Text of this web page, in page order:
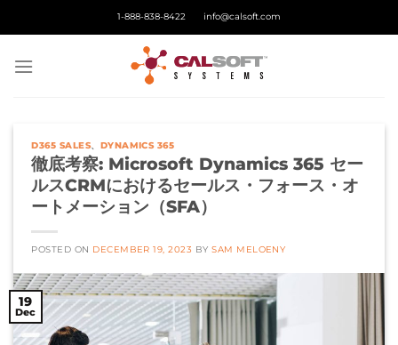
1-888-838-8422 info@calsoft.com
D365 SALES、 DYNAMICS 365
徹底考察: Microsoft Dynamics 365 セー
ルスCRMにおけるセールス・フォース・オ
ートメーション（SFA）
POSTED ON DECEMBER 19, 2023 BYSAM MELOENY
19
Dec